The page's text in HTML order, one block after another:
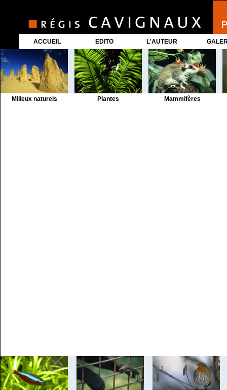
ACCUEIL EDITO L'AUTEUR
Milieux naturels Plantes Mammifères